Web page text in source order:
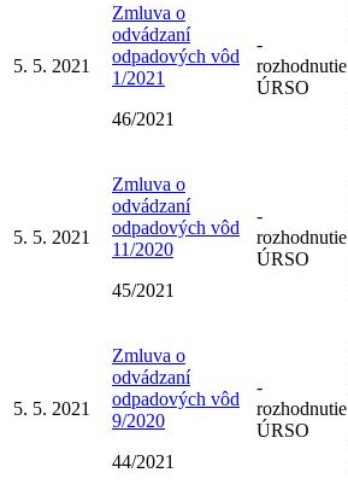
5. 5. 2021
Zmluva o
odvádzaní
odpadových vôd
1/2021
46/2021
-
rozhodnutie
ÚRSO
5. 5. 2021
Zmluva o
odvádzaní
odpadových vôd
11/2020
45/2021
-
rozhodnutie
ÚRSO
5. 5. 2021
Zmluva o
odvádzaní
odpadových vôd
9/2020
44/2021
-
rozhodnutie
ÚRSO